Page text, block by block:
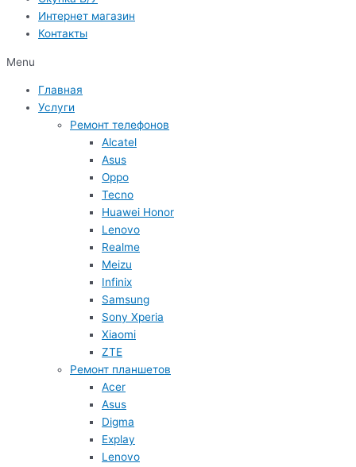
Интернет магазин
Контакты
Menu
Главная
Услуги
Ремонт телефонов
Alcatel
Asus
Oppo
Tecno
Huawei Honor
Lenovo
Realme
Meizu
Infinix
Samsung
Sony Xperia
Xiaomi
ZTE
Ремонт планшетов
Acer
Asus
Digma
Explay
Lenovo